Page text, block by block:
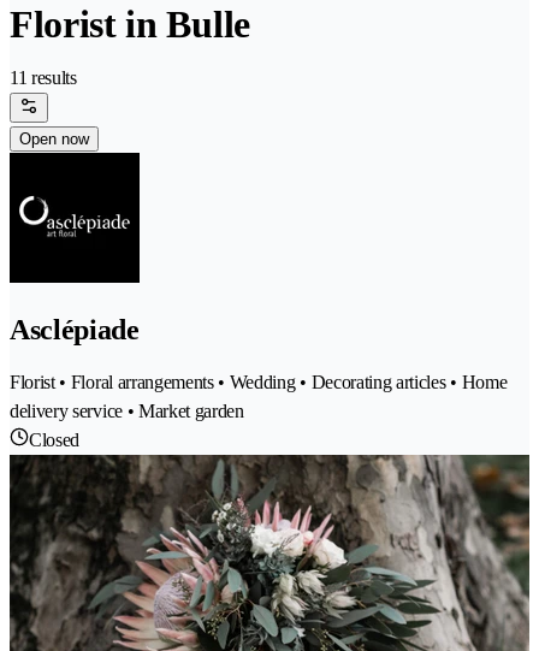
Florist in Bulle
11 results
Open now
Asclépiade
Florist • Floral arrangements • Wedding • Decorating articles • Home
delivery service • Market garden
Closed